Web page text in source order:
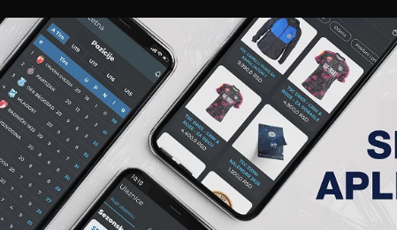
NEWS GALERIJE A TIM ČLANSTVO AKREDITACIJE KLUB AKADEMIJA
ANALIZA UTAKMICE
ANALIZA UTAKMICA